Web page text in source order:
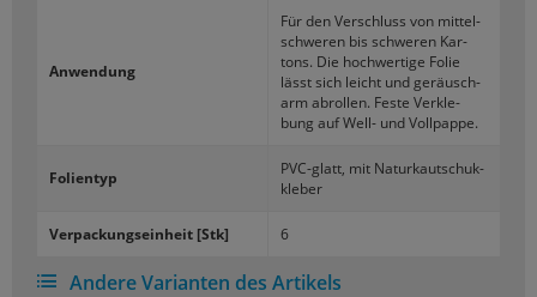
An­wen­dung
Für den Ver­schluss von mit­tel­
schwe­ren bis schwe­ren Kar­
tons. Die hoch­wer­ti­ge Folie
lässt sich leicht und ge­räusch­
arm ab­rol­len. Feste Ver­kle­
bung auf Well- und Voll­pap­pe.
Fo­li­en­typ
PVC-​glatt, mit Na­tur­kau­tschuk­
kle­ber
Ver­pa­ckungs­ein­heit [Stk] 6
Andere Varianten des Artikels